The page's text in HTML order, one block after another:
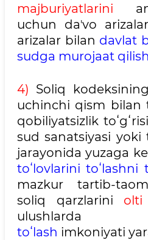
majburiyatlarini
uchun daʼvo
arizalar bilan davlat
sudga murojaat
4) Soliq
uchinchi qism bilan
qobiliyatsizlik
sud sanatsiyasi
jarayonida yuzaga
toʻlovlarini toʻlashni
mazkur tartib-
soliq qarzlarini
toʻlash imkoniyati